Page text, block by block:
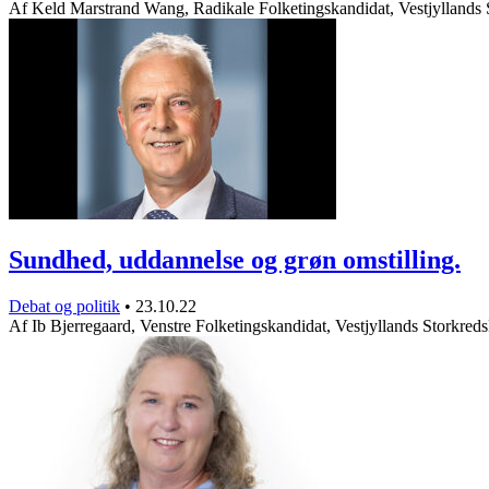
Af Keld Marstrand Wang, Radikale Folketingskandidat,
Sundhed, uddannelse og grøn omstilling.
Debat og politik • 23.10.22
Af Ib Bjerregaard, Venstre Folketingskandidat, Vestjyllands